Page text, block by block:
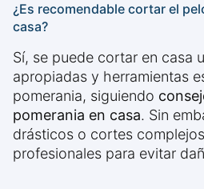
¿Es recomendable cortar el
casa?
Sí, se puede cortar en casa
apropiadas y herramientas
pomerania, siguiendo
pomerania en casa. Sin
drásticos o cortes
profesionales para evitar